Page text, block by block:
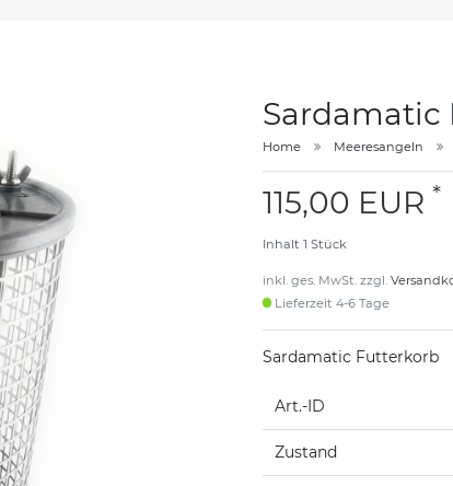
Sardamatic
Home Meeresangeln
115,00 EUR *
Inhalt 1 Stück
inkl. ges. MwSt. zzgl.
Lieferzeit 4-6 Tage
Sardamatic Futterkorb
Art.-ID
Zustand